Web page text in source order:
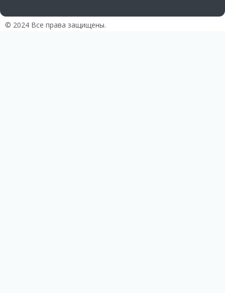
© 2024 Все права защищены.